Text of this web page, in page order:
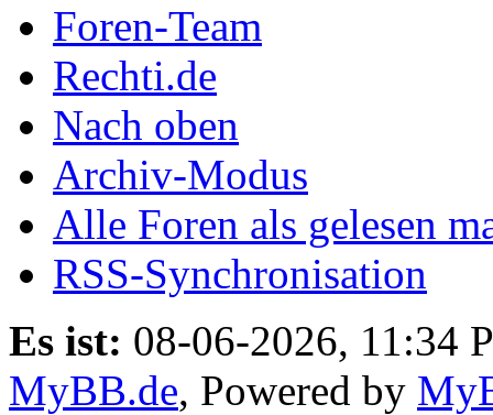
Foren-Team
Rechti.de
Nach oben
Archiv-Modus
Alle Foren als gelesen
RSS-Synchronisation
Es ist: 08-06-2026, 11:34
MyBB.de, Powered by